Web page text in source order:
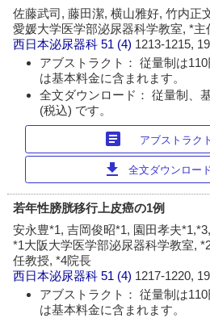
佐藤武司, 藤田潔, 横山雅好, 竹内正
愛媛大学医学部泌尿器科学教室, *主
西日本泌尿器科 51 (4) 1213-1215,
アブストラクト： 従量制は
は基本料金に含まれます。
全文ダウンロード： 従量制、
(税込) です。
article アブストラク
download 全文ダウンロー
若年性膀胱移行上皮癌の1例
安永豊*1, 吉岡俊昭*1, 園田孝夫
*1大阪大学医学部泌尿器科学教室,
任教授, *4院長
西日本泌尿器科 51 (4) 1217-1220,
アブストラクト： 従量制は
は基本料金に含まれます。